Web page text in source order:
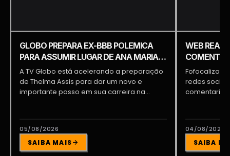
GLOBO PREPARA EX-BBB POLEMICA
PARA ASSUMIR LUGAR DE ANA MARIA
BRAGA E PATRÍCIA POETA
A TV Globo está acelerando a preparação
de Thelma Assis para dar um novo e
importante passo em sua carreira na...
05/08/2026
SAIBA MAIS
WEB
redes
04/08/2026
SAIBA